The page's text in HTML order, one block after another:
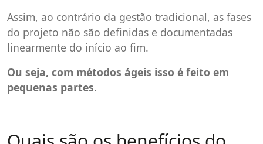
Assim, ao contrário da gestão tradicional, as fases
do projeto não são definidas e documentadas
linearmente do início ao fim.
Ou seja, com métodos ágeis isso é feito em
pequenas partes.